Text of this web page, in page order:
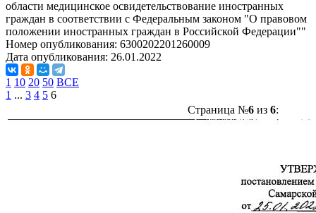
области медицинское освидетельствование иностранных
граждан в соответствии с Федеральным законом "О правовом
положении иностранных граждан в Российской Федерации""
Номер опубликования: 6300202201260009
Дата опубликования: 26.01.2022
1 10 20 50 ВСЕ
1 ... 3 4 5 6
Страница №6 из 6: